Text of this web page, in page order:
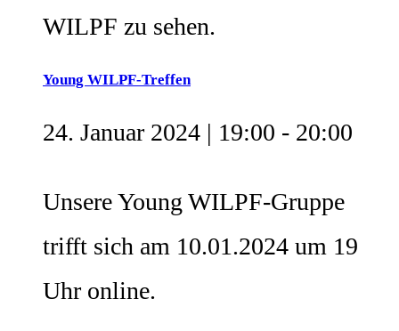
Young WILPF-Treffen
24. Januar 2024 | 19:00 - 20:00
Unsere Young WILPF-Gruppe
trifft sich am 10.01.2024 um 19
Uhr online.